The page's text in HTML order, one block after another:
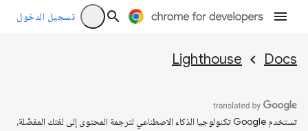
تسجيل الدخول
Docs
Lighthouse
تستخدم Google تكنولوجيا الذكاء الاصطناعي لترجمة المحتوى إلى لغتك المفضّلة،